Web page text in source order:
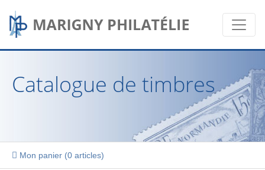
Catalogue de timbres
Mon panier (0 articles)